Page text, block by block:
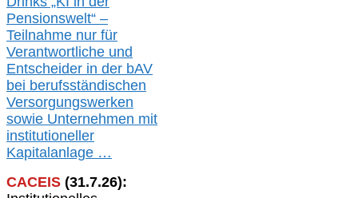
Pensionswelt“ –
Teilnahme nur für
Verantwortliche und
Entscheider in der bAV
bei berufsständischen
Versorgungswerken
sowie Unternehmen mit
institutioneller
Kapitalanlage …
CACEIS (31.7.26):